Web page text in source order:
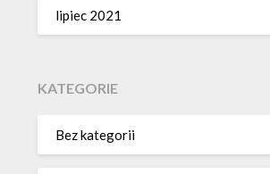
lipiec 2021
KATEGORIE
Bez kategorii